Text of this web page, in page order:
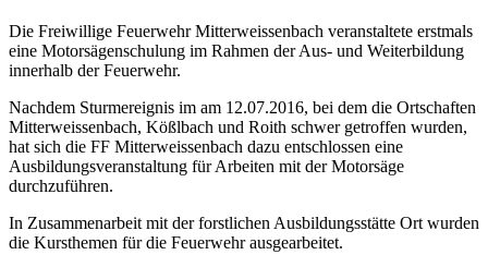
Die Freiwillige Feuerwehr Mitterweissenbach veranstaltete erstmals
eine Motorsägenschulung im Rahmen der Aus- und Weiterbildung
innerhalb der Feuerwehr.
Nachdem Sturmereignis im am 12.07.2016, bei dem die Ortschaften
Mitterweissenbach, Kößlbach und Roith schwer getroffen wurden,
hat sich die FF Mitterweissenbach dazu entschlossen eine
Ausbildungsveranstaltung für Arbeiten mit der Motorsäge
durchzuführen.
In Zusammenarbeit mit der forstlichen Ausbildungsstätte Ort wurden
die Kursthemen für die Feuerwehr ausgearbeitet.